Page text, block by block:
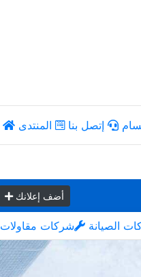
إتصل بنا المنتدى
أضف إعلانك
شركات مقاولات الصيانة